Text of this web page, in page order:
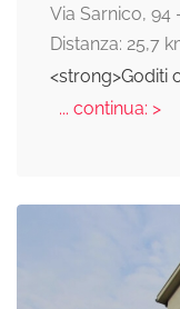
Via Sarnico, 94
Distanza: 25,7
<strong>Goditi
... continua: >